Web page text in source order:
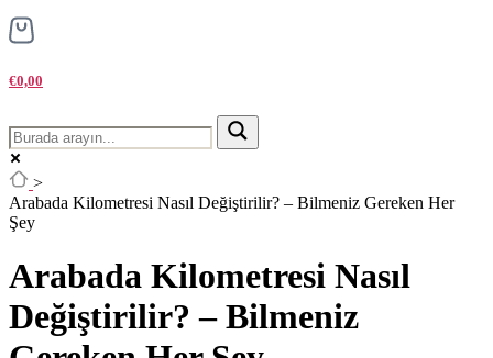
€0,00
>
Arabada Kilometresi Nasıl Değiştirilir? – Bilmeniz Gereken Her
Şey
Arabada Kilometresi Nasıl
Değiştirilir? – Bilmeniz